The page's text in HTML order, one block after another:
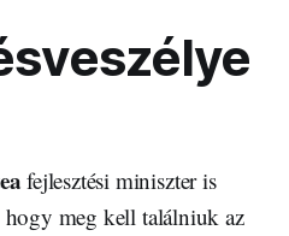
fejlesztési miniszter is
hogy meg kell találniuk az